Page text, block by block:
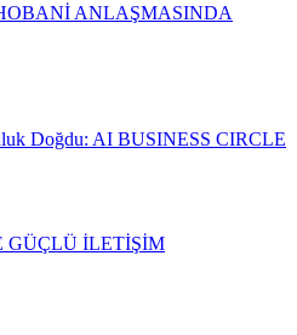
ANLAŞMASINDA
Doğdu: AI BUSINESS CIRCLE
GÜÇLÜ İLETİŞİM